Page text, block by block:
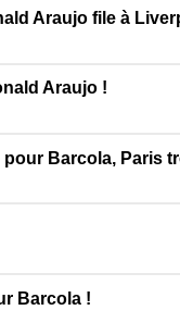
Araujo file à
Araujo !
Barcola, Paris
Barcola !